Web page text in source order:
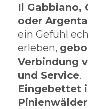
Il Gabbiano,
oder
ein Gefühl
erleben,
Verbindung
und Service.
Eingebettet
Pinienwälder